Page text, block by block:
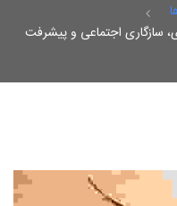
سازگاری اجتماعی و پیشرفت